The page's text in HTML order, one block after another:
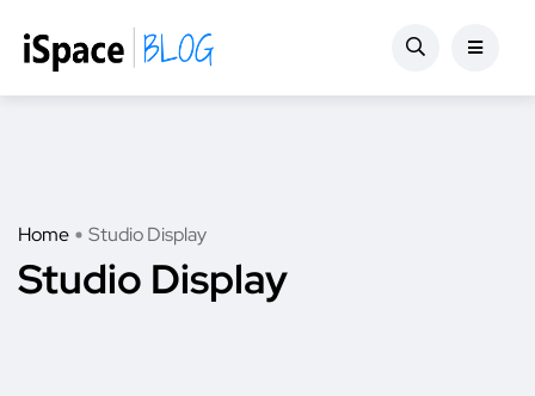
Home Studio Display
Studio Display